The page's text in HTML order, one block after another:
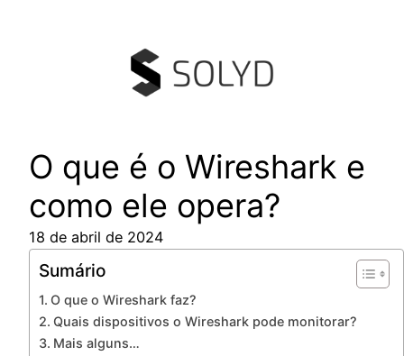
O que é o Wireshark e
como ele opera?
18 de abril de 2024
Sumário
O que o Wireshark faz?
Quais dispositivos o Wireshark pode monitorar?
Mais alguns…